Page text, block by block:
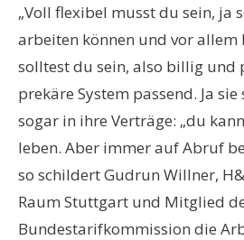
„Voll flexibel musst du sein, ja
arbeiten können und vor allem
solltest du sein, also billig und
prekäre System passend. Ja
sogar in ihre Verträge: „du
leben. Aber immer auf Abruf
so schildert Gudrun Willner,
Raum Stuttgart und Mitglied
Bundestarifkommission die